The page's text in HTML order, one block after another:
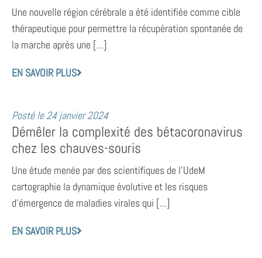
Une nouvelle région cérébrale a été identifiée comme cible
thérapeutique pour permettre la récupération spontanée de
la marche après une [...]
EN SAVOIR PLUS
Posté le24 janvier 2024
Démêler la complexité des bétacoronavirus
chez les chauves-souris
Une étude menée par des scientifiques de l’UdeM
cartographie la dynamique évolutive et les risques
d’émergence de maladies virales qui [...]
EN SAVOIR PLUS